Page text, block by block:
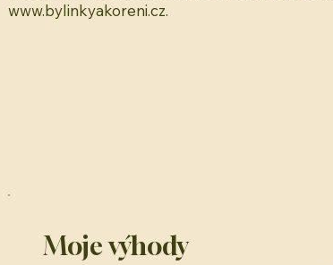
www.bylinkyakoreni.cz.
Moje výhody